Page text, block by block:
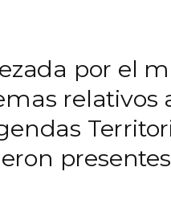
por el
relativos